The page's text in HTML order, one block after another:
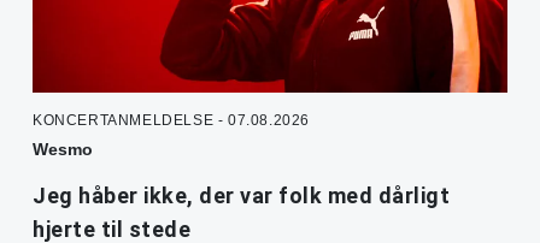
KONCERTANMELDELSE - 07.08.2026
Wesmo
Jeg håber ikke, der var folk med dårligt
hjerte til stede